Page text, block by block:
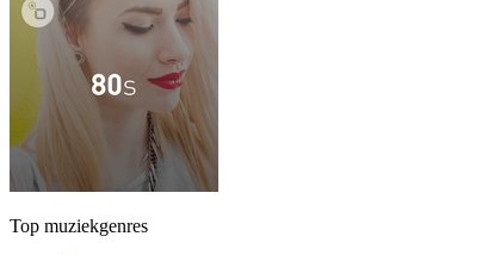
Top muziekgenres